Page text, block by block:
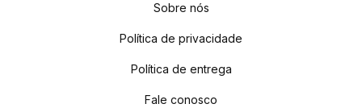
Sobre nós
Política de privacidade
Política de entrega
Fale conosco